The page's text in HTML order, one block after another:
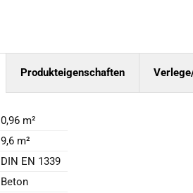
Produkteigenschaften
0,96 m²
9,6 m²
DIN EN 1339
Beton